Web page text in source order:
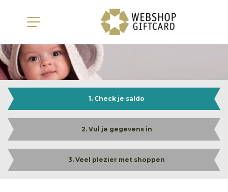
1. Check je saldo
2. Vul je gegevens in
3. Veel plezier met shoppen